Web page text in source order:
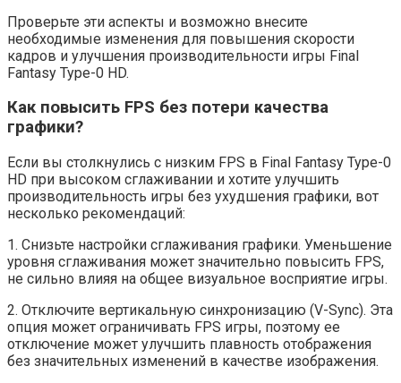
Проверьте эти аспекты и возможно внесите
необходимые изменения для повышения скорости
кадров и улучшения производительности игры Final
Fantasy Type-0 HD.
Как повысить FPS без потери качества
графики?
Если вы столкнулись с низким FPS в Final Fantasy Type-0
HD при высоком сглаживании и хотите улучшить
производительность игры без ухудшения графики, вот
несколько рекомендаций:
1. Снизьте настройки сглаживания графики. Уменьшение
уровня сглаживания может значительно повысить FPS,
не сильно влияя на общее визуальное восприятие игры.
2. Отключите вертикальную синхронизацию (V-Sync). Эта
опция может ограничивать FPS игры, поэтому ее
отключение может улучшить плавность отображения
без значительных изменений в качестве изображения.